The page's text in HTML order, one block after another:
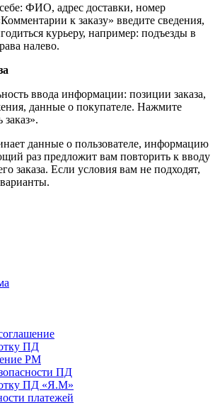
ФИО, адрес доставки, номер
к заказу» введите сведения,
курьеру, например: подъезды в
налево.
ввода информации: позиции заказа,
данные о покупателе. Нажмите
данные о пользователе, информацию
раз предложит вам повторить к вводу
заказа. Если условия вам не подходят,
ПД
РМ
ПД
ПД «Я.М»
платежей